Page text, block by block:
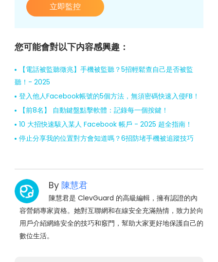
立即監控
您可能會對以下内容感興趣：
【電話被監聽徵兆】手機被監聽？5招輕鬆查自己是否被監
聽！- 2025
登入他人Facebook帳號的5個方法，無須密碼快速入侵FB！
【前8名】 自動鍵盤點擊軟體：記錄每一個按鍵！
10 大招快速駭入某人 Facebook 帳戶 - 2025 超全指南！
停止分享我的位置對方會知道嗎？6招防堵手機被追蹤技巧
By 陳慧君
陳慧君是 ClevGuard 的高級編輯，擁有認證的內
容營銷專家資格。她對互聯網和在線安全充滿熱情，致力於向
用戶介紹網絡安全的技巧和竅門，幫助大家更好地保護自己的
數位生活。